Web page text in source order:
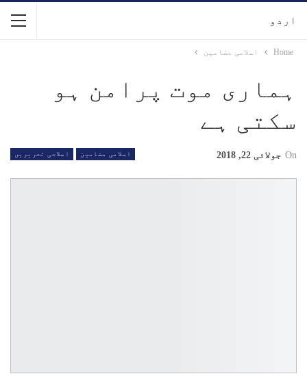
اردو
Home اسلامی مضامین
ہماری موت پرامن ہو
سکتی ہے
اسلامی مضامین اصلاحی تحریریں On جولائی 22, 2018